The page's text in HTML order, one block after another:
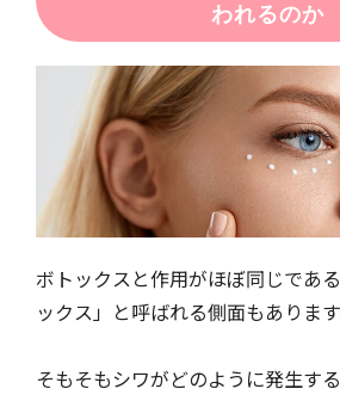
われるのか
ボトックスと作用がほぼ同じであ
ックス」と呼ばれる側面もあります
そもそもシワがどのように発生す